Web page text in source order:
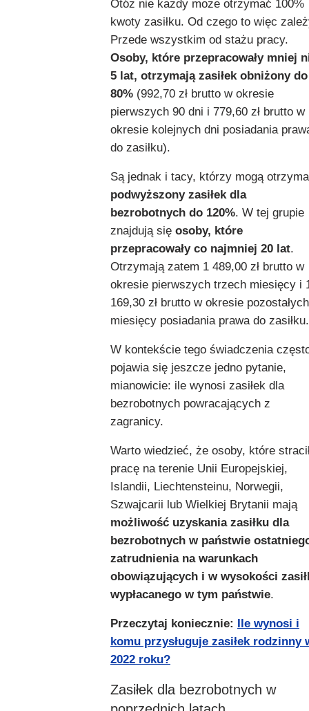
Otóż nie każdy może otrzymać 100%
kwoty zasiłku. Od czego to więc
Przede wszystkim od stażu pracy.
Osoby, które przepracowały mniej
5 lat, otrzymają zasiłek obniżony do
80% (992,70 zł brutto w okresie
pierwszych 90 dni i 779,60 zł brutto w
okresie kolejnych dni posiadania
do zasiłku).
Są jednak i tacy, którzy mogą
podwyższony zasiłek dla
bezrobotnych do 120%. W tej grupie
znajdują się osoby, które
przepracowały co najmniej 20 lat.
Otrzymają zatem 1 489,00 zł brutto w
okresie pierwszych trzech miesięcy i
169,30 zł brutto w okresie pozostałych
miesięcy posiadania prawa do zasiłku.
W kontekście tego świadczenia
pojawia się jeszcze jedno pytanie,
mianowicie: ile wynosi zasiłek dla
bezrobotnych powracających z
zagranicy.
Warto wiedzieć, że osoby, które
pracę na terenie Unii Europejskiej,
Islandii, Liechtensteinu, Norwegii,
Szwajcarii lub Wielkiej Brytanii mają
możliwość uzyskania zasiłku dla
bezrobotnych w państwie
zatrudnienia na warunkach
obowiązujących i w wysokości
wypłacanego w tym państwie.
Przeczytaj koniecznie: Ile wynosi i
komu przysługuje zasiłek rodzinny
2022 roku?
Zasiłek dla bezrobotnych w